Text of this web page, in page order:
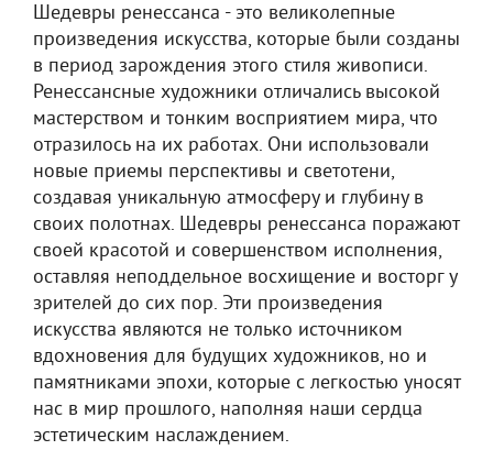
Шедевры ренессанса - это великолепные
произведения искусства, которые были созданы
в период зарождения этого стиля живописи.
Ренессансные художники отличались высокой
мастерством и тонким восприятием мира, что
отразилось на их работах. Они использовали
новые приемы перспективы и светотени,
создавая уникальную атмосферу и глубину в
своих полотнах. Шедевры ренессанса поражают
своей красотой и совершенством исполнения,
оставляя неподдельное восхищение и восторг у
зрителей до сих пор. Эти произведения
искусства являются не только источником
вдохновения для будущих художников, но и
памятниками эпохи, которые с легкостью уносят
нас в мир прошлого, наполняя наши сердца
эстетическим наслаждением.